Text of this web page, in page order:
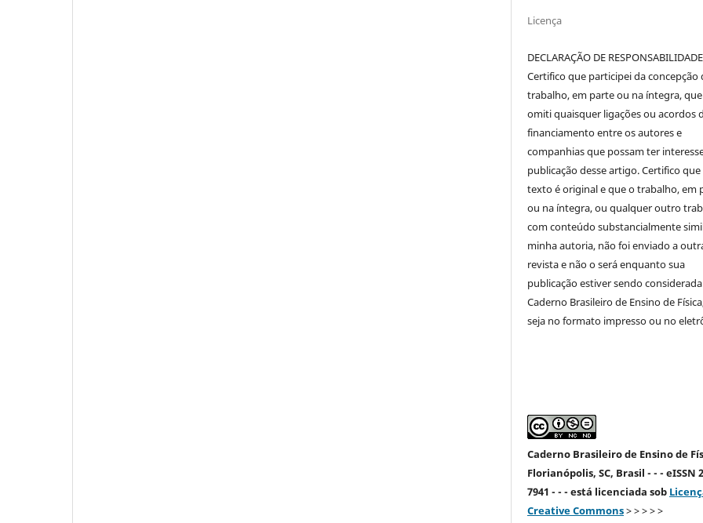
Licença
DECLARAÇÃO DE RESPONSABILIDADE
Certifico que participei da concepção
trabalho, em parte ou na íntegra,
omiti quaisquer ligações ou acordos
financiamento entre os autores e
companhias que possam ter
publicação desse artigo. Certifico que
texto é original e que o trabalho, em
ou na íntegra, ou qualquer outro
com conteúdo substancialmente
minha autoria, não foi enviado a
revista e não o será enquanto sua
publicação estiver sendo
Caderno Brasileiro de Ensino de
seja no formato impresso ou no
Caderno Brasileiro de Ensino de
Florianópolis, SC, Brasil - - - eISSN
7941 - - - está licenciada sob
Creative Commons> > > > >